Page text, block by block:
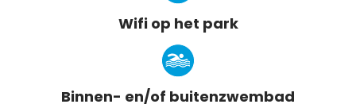
Wifi op het park
Binnen- en/of buitenzwembad